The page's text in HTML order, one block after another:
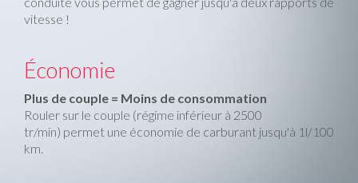
vitesse !
Économie
Plus de couple = Moins de consommation
Rouler sur le couple (régime inférieur à 2500
tr/min) permet une économie de carburant jusqu'à 1l/100
km.